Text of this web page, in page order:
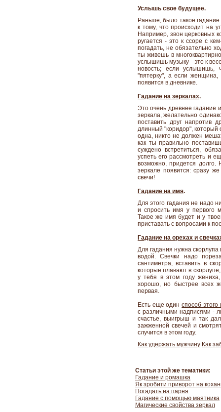
Услышь свое будущее.
Раньше, было такое
к тому, что происходит на
Например, звон церковных
ругается - это к ссоре с
погадать, не обязательно
ты живешь в
услышишь музыку - это к
новость; если услышишь,
"пятерку", а если женщина,
появится в дневнике.
Гадание на зеркалах.
Это очень древнее гадание
зеркала, желательно
поставить друг напротив
длинный "коридор", который
одна, никто не должен
как ты правильно
суждено встретиться,
успеть его рассмотреть и
возможно, придется долго.
зеркале появится: сразу
свечи!
Гадание на имя.
Для этого гадания не надо
и спросить имя у первого
Такое же имя будет и у
приставать с вопросами к
Гадание на орехах и
Для гадания нужна скорлупа
водой. Свечки надо
сантиметра, вставить в
которые плавают в
у тебя в этом году
хорошо, но быстрее всех
первая.
Есть еще одинспособ этого
с различными надписями -
счастье, выигрыш и так
зажженной свечей и
случится в этом году.
Как удержать мужчину Как
Статьи этой же тематики:
Гадание и ромашка
Як зробити приворот на
Погадать на парня
Гадание с помощью маятника
Магические свойства зеркал